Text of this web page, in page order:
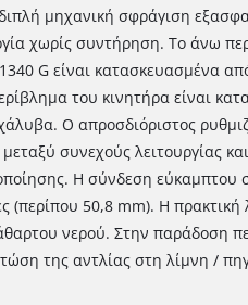
μηχανική σφράγιση
χωρίς συντήρηση. Το άνω
G είναι κατασκευασμένα
του κινητήρα είναι
Ο απροσδιόριστος
συνεχούς λειτουργίας
Η σύνδεση εύκαμπτου
(περίπου 50,8 mm). Η πρακτική
νερού. Στην παράδοση
της αντλίας στη λίμνη /